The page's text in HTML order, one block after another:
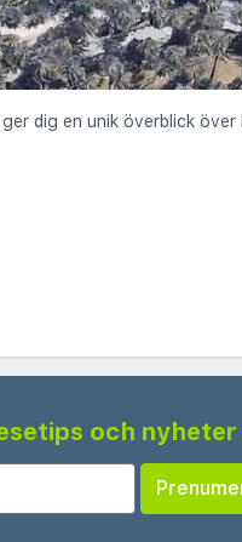
dig en unik överblick
och